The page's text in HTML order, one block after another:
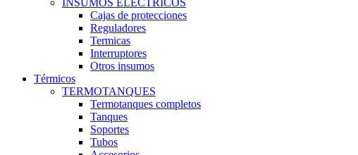
INSUMOS ELECTRICOS
Cajas de protecciones
Reguladores
Termicas
Interruptores
Otros insumos
Térmicos
TERMOTANQUES
Termotanques completos
Tanques
Soportes
Tubos